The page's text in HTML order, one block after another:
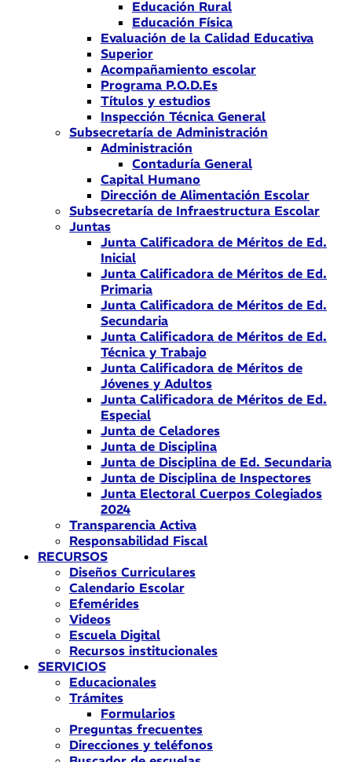
Educación Rural
Educación Física
Evaluación de la Calidad Educativa
Superior
Acompañamiento escolar
Programa P.O.D.Es
Títulos y estudios
Inspección Técnica General
Subsecretaría de Administración
Administración
Contaduría General
Capital Humano
Dirección de Alimentación Escolar
Subsecretaría de Infraestructura Escolar
Juntas
Junta Calificadora de Méritos de Ed.
Inicial
Junta Calificadora de Méritos de Ed.
Primaria
Junta Calificadora de Méritos de Ed.
Secundaria
Junta Calificadora de Méritos de Ed.
Técnica y Trabajo
Junta Calificadora de Méritos de
Jóvenes y Adultos
Junta Calificadora de Méritos de Ed.
Especial
Junta de Celadores
Junta de Disciplina
Junta de Disciplina de Ed. Secundaria
Junta de Disciplina de Inspectores
Junta Electoral Cuerpos Colegiados
2024
Transparencia Activa
Responsabilidad Fiscal
RECURSOS
Diseños Curriculares
Calendario Escolar
Efemérides
Videos
Escuela Digital
Recursos institucionales
SERVICIOS
Educacionales
Trámites
Formularios
Preguntas frecuentes
Direcciones y teléfonos